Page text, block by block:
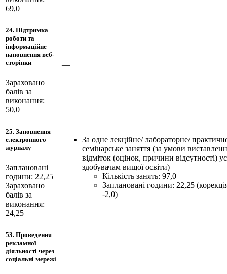
69,0
24. Підтримка
роботи та
інформаційне
наповнення веб-
сторінки
Зараховано
балів за
виконання:
50,0
—
25. Заповнення
електронного
журналу
Заплановані
години: 22,25
Зараховано
балів за
виконання:
24,25
За одне лекційне/ лабораторне/
семінарське заняття (за умови
відміток (оцінок, причини відсутності)
здобувачам вищої освіти)
Кількість занять: 97,0
Заплановані години: 22,25
-2,0)
53. Проведення
рекламної
діяльності через
соціальні мережі
—